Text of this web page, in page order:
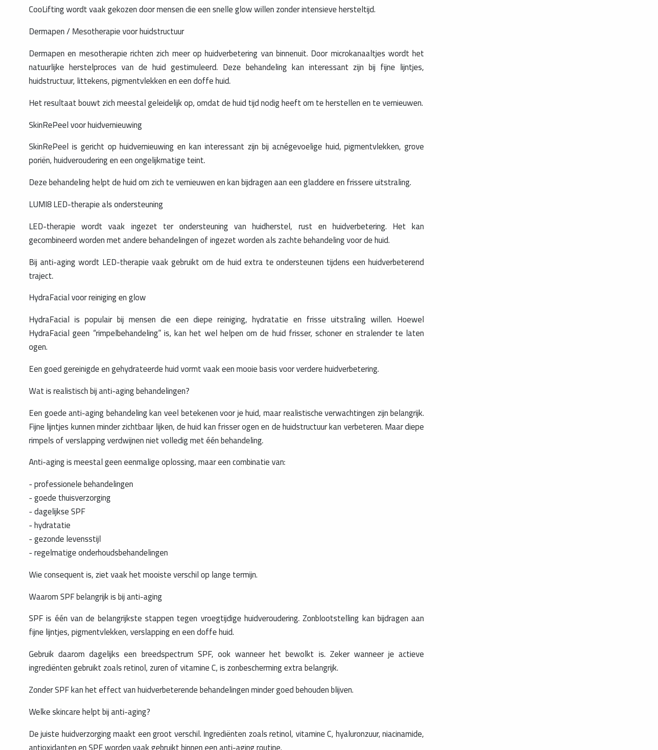
CooLifting wordt vaak gekozen door mensen die een snelle glow willen zonder intensieve hersteltijd.
Dermapen / Mesotherapie voor huidstructuur
Dermapen en mesotherapie richten zich meer op huidverbetering van binnenuit. Door microkanaaltjes wordt het
natuurlijke herstelproces van de huid gestimuleerd. Deze behandeling kan interessant zijn bij fijne lijntjes,
huidstructuur, littekens, pigmentvlekken en een doffe huid.
Het resultaat bouwt zich meestal geleidelijk op, omdat de huid tijd nodig heeft om te herstellen en te vernieuwen.
SkinRePeel voor huidvernieuwing
SkinRePeel is gericht op huidvernieuwing en kan interessant zijn bij acnégevoelige huid, pigmentvlekken, grove
poriën, huidveroudering en een ongelijkmatige teint.
Deze behandeling helpt de huid om zich te vernieuwen en kan bijdragen aan een gladdere en frissere uitstraling.
LUMI8 LED-therapie als ondersteuning
LED-therapie wordt vaak ingezet ter ondersteuning van huidherstel, rust en huidverbetering. Het kan
gecombineerd worden met andere behandelingen of ingezet worden als zachte behandeling voor de huid.
Bij anti-aging wordt LED-therapie vaak gebruikt om de huid extra te ondersteunen tijdens een huidverbeterend
traject.
HydraFacial voor reiniging en glow
HydraFacial is populair bij mensen die een diepe reiniging, hydratatie en frisse uitstraling willen. Hoewel
HydraFacial geen “rimpelbehandeling” is, kan het wel helpen om de huid frisser, schoner en stralender te laten
ogen.
Een goed gereinigde en gehydrateerde huid vormt vaak een mooie basis voor verdere huidverbetering.
Wat is realistisch bij anti-aging behandelingen?
Een goede anti-aging behandeling kan veel betekenen voor je huid, maar realistische verwachtingen zijn belangrijk.
Fijne lijntjes kunnen minder zichtbaar lijken, de huid kan frisser ogen en de huidstructuur kan verbeteren. Maar diepe
rimpels of verslapping verdwijnen niet volledig met één behandeling.
Anti-aging is meestal geen eenmalige oplossing, maar een combinatie van:
- professionele behandelingen
- goede thuisverzorging
- dagelijkse SPF
- hydratatie
- gezonde levensstijl
- regelmatige onderhoudsbehandelingen
Wie consequent is, ziet vaak het mooiste verschil op lange termijn.
Waarom SPF belangrijk is bij anti-aging
SPF is één van de belangrijkste stappen tegen vroegtijdige huidveroudering. Zonblootstelling kan bijdragen aan
fijne lijntjes, pigmentvlekken, verslapping en een doffe huid.
Gebruik daarom dagelijks een breedspectrum SPF, ook wanneer het bewolkt is. Zeker wanneer je actieve
ingrediënten gebruikt zoals retinol, zuren of vitamine C, is zonbescherming extra belangrijk.
Zonder SPF kan het effect van huidverbeterende behandelingen minder goed behouden blijven.
Welke skincare helpt bij anti-aging?
De juiste huidverzorging maakt een groot verschil. Ingrediënten zoals retinol, vitamine C, hyaluronzuur, niacinamide,